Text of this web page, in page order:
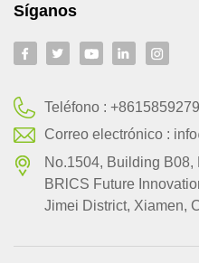
Síganos
Teléfono :
Correo electrónico :
No.1504, Building B08,
BRlCS Future
Jimei District, Xiamen,